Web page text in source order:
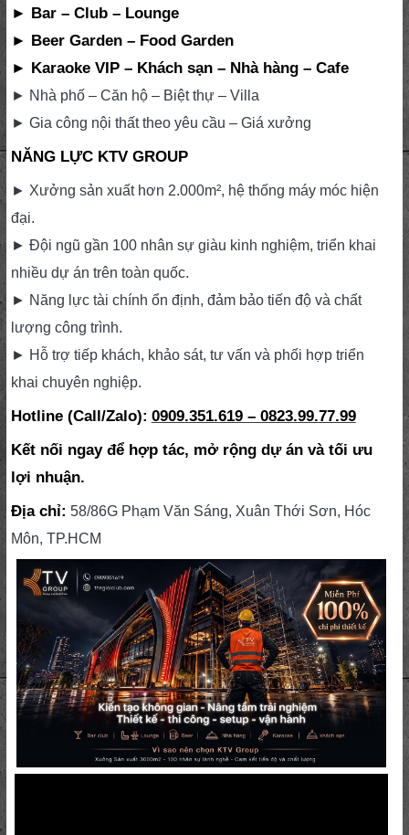
► Bar – Club – Lounge
► Beer Garden – Food Garden
► Karaoke VIP – Khách sạn – Nhà hàng – Cafe
► Nhà phố – Căn hộ – Biệt thự – Villa
► Gia công nội thất theo yêu cầu – Giá xưởng
NĂNG LỰC KTV GROUP
► Xưởng sản xuất hơn 2.000m², hệ thống máy móc hiện
đại.
► Đội ngũ gần 100 nhân sự giàu kinh nghiệm, triển khai
nhiều dự án trên toàn quốc.
► Năng lực tài chính ổn định, đảm bảo tiến độ và chất
lượng công trình.
► Hỗ trợ tiếp khách, khảo sát, tư vấn và phối hợp triển
khai chuyên nghiệp.
Hotline (Call/Zalo): 0909.351.619 – 0823.99.77.99
Kết nối ngay để hợp tác, mở rộng dự án và tối ưu
lợi nhuận.
Địa chỉ: 58/86G Phạm Văn Sáng, Xuân Thới Sơn, Hóc
Môn, TP.HCM